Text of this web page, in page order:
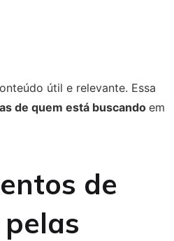
útil e relevante. Essa
de quem está buscando em
de